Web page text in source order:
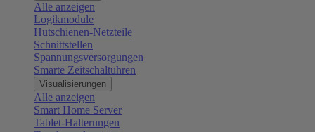
Alle anzeigen
Logikmodule
Hutschienen-Netzteile
Schnittstellen
Spannungsversorgungen
Smarte Zeitschaltuhren
Visualisierungen
Alle anzeigen
Smart Home Server
Tablet-Halterungen